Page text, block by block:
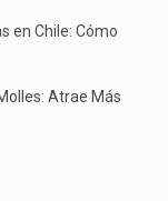
en Chile: Cómo
Atrae Más